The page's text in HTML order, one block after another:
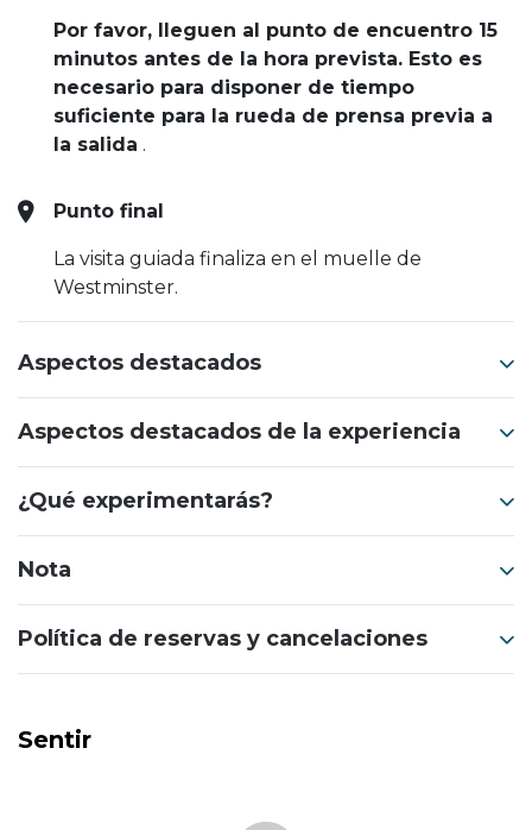
Por favor, lleguen al punto de encuentro 15
minutos antes de la hora prevista. Esto es
necesario para disponer de tiempo
suficiente para la rueda de prensa previa a
la salida .
Punto final
La visita guiada finaliza en el muelle de
Westminster.
Aspectos destacados
Aspectos destacados de la experiencia
¿Qué experimentarás?
Nota
Política de reservas y cancelaciones
Sentir